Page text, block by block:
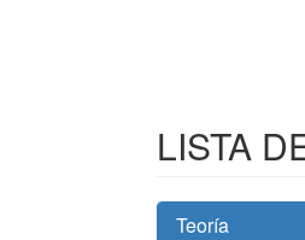
LISTA
Teoría